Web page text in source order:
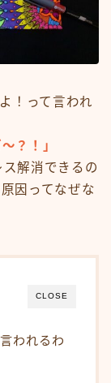
！って言われ
？！」
解消できるの
因ってなぜな
CLOSE
われるわ